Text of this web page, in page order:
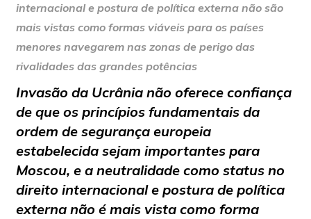
internacional e postura de política externa não são
mais vistas como formas viáveis ​​para os países
menores navegarem nas zonas de perigo das
rivalidades das grandes potências
Invasão da Ucrânia não oferece confiança
de que os princípios fundamentais da
ordem de segurança europeia
estabelecida sejam importantes para
Moscou, e a neutralidade como status no
direito internacional e postura de política
externa não é mais vista como forma